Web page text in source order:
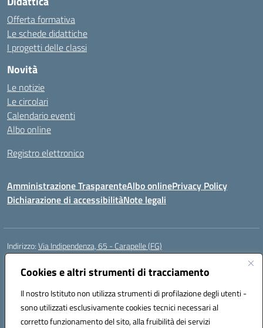
Cookies e altri strumenti di tracciamento
Il nostro Istituto non utilizza strumenti di profilazione degli utenti -
sono utilizzati esclusivamente cookies tecnici necessari al
corretto funzionamento del sito, alla fruibilità dei servizi
Offerta formativa
Le schede didattiche
I progetti delle classi
Novità
Le notizie
Le circolari
Calendario eventi
Albo online
Registro elettronico
Amministrazione TrasparenteAlbo onlinePrivacy Policy
Dichiarazione di accessibilitàNote legali
Indirizzo:Via Indipendenza, 65 - Carapelle (FG)
Centralino:
Posta elettronica certificata (PEC):fgic822001@pec.istruzione.it
Codice fiscale: 90015720718
Codice meccanografico:FGIC822001
Codice Indice delle Pubbliche Amministrazioni (IPA): istsc_fgic822001